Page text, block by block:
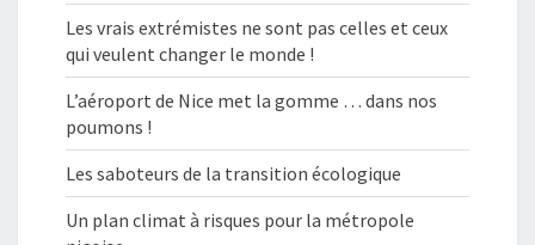
Les vrais extrémistes ne sont pas celles et ceux
qui veulent changer le monde !
L’aéroport de Nice met la gomme … dans nos
poumons !
Les saboteurs de la transition écologique
Un plan climat à risques pour la métropole